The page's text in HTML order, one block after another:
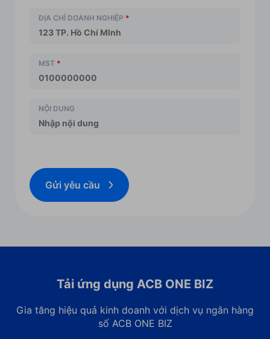
ĐỊA CHỈ DOANH NGHIỆP *
MST *
NỘI DUNG
Gửi yêu cầu
Tải ứng dụng ACB ONE BIZ
Gia tăng hiệu quả kinh doanh với dịch vụ ngân hàng
số ACB ONE BIZ